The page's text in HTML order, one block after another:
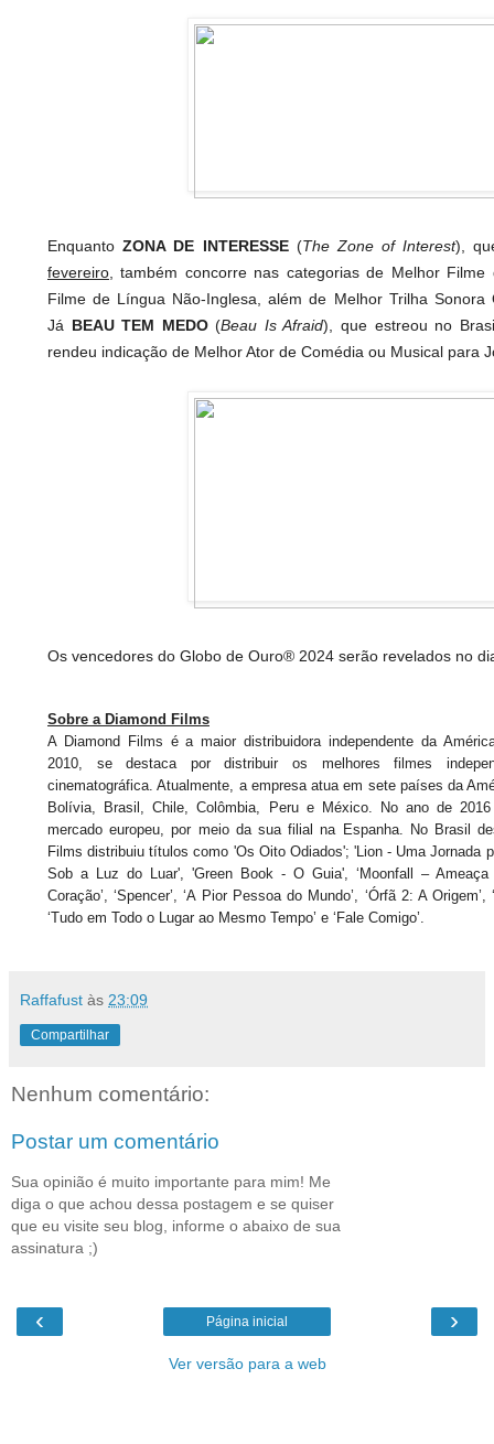
EnquantoZONA DE INTERESSE (The Zone of Interest),
fevereiro , também concorre nas categorias de Melhor
Filme de Língua Não-Inglesa, além de Melhor Trilha Sonora
Já BEAU TEM MEDO(Beau Is Afraid), que estreou no
rendeu indicação de Melhor Ator de Comédia ou Musical para
Os vencedores do Globo de Ouro® 2024 serão revelados no
Sobre a Diamond Films
A Diamond Films é a maior distribuidora independente da
2010, se destaca por distribuir os melhores filmes
cinematográfica. Atualmente, a empresa atua em sete países da
Bolívia, Brasil, Chile, Colômbia, Peru e México. No ano de
mercado europeu, por meio da sua filial na Espanha. No Brasil
Films distribuiu títulos como 'Os Oito Odiados'; 'Lion - Uma Jornada
Sob a Luz do Luar', 'Green Book - O Guia', ‘Moonfall – Ameaça
Coração’, ‘Spencer’, ‘A Pior Pessoa do Mundo’, ‘Órfã 2: A
‘Tudo em Todo o Lugar ao Mesmo Tempo’ e ‘Fale Comigo’.
Raffafust às 23:09
Compartilhar
Nenhum comentário:
Postar um comentário
Sua opinião é muito importante para mim! Me
diga o que achou dessa postagem e se quiser
que eu visite seu blog, informe o abaixo de sua
assinatura ;)
‹ ›
Página inicial
Ver versão para a web